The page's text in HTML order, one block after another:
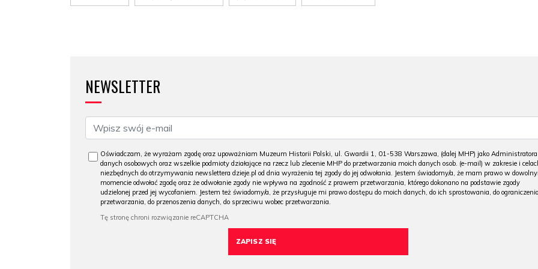
NEWSLETTER
Oświadczam, że wyrażam zgodę oraz upoważniam Muzeum Historii Polski, ul. Gwardii 1, 01-538 Warszawa, (dalej MHP) jako Administratora
danych osobowych oraz wszelkie podmioty działające na rzecz lub zlecenie MHP do przetwarzania moich danych osob. (e-mail) w zakresie i
niezbędnych do otrzymywania newslettera dzieje.pl od dnia wyrażenia tej zgody do jej odwołania. Jestem świadomy/a, że mam prawo w
momencie odwołać zgodę oraz że odwołanie zgody nie wpływa na zgodność z prawem przetwarzania, którego dokonano na podstawie zgody
udzielonej przed jej wycofaniem. Jestem też świadomy/a, że przysługuje mi prawo dostępu do moich danych, do ich sprostowania, do ograniczenia
przetwarzania, do przenoszenia danych, do sprzeciwu wobec przetwarzania.